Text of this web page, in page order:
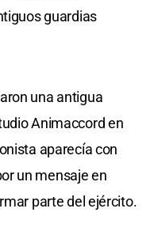
guardias
una antigua
Animaccord en
aparecía con
un mensaje en
parte del ejército.